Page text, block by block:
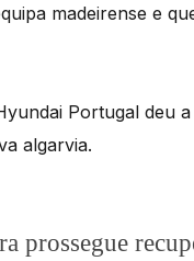
madeirense e
Portugal deu
algarvia.
prossegue